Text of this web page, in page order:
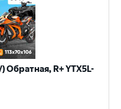
Обратная, R+ YTX5L-